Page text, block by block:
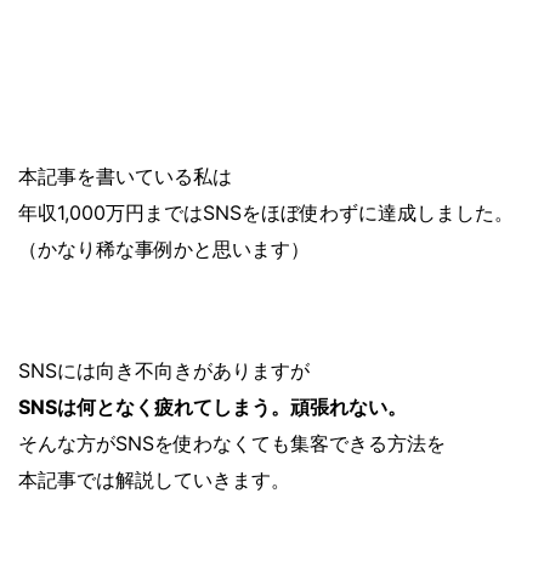
本記事を書いている私は
年収1,000万円まではSNSをほぼ使わずに達成しました。
（かなり稀な事例かと思います）
SNSには向き不向きがありますが
SNSは何となく疲れてしまう。頑張れない。
そんな方がSNSを使わなくても集客できる方法を
本記事では解説していきます。